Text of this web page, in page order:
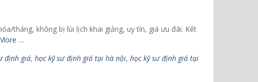
tháng, không bị lùi lịch khai giảng, uy tín, giá ưu đãi. Kết
…
định giá, học kỹ sư định giá tại hà nội, học kỹ sư định giá tại